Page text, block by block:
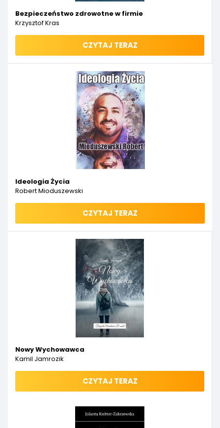
Bezpieczeństwo zdrowotne w firmie
Krzysztof Kras
CZYTAJ TERAZ
Ideologia Życia
Robert Mioduszewski
CZYTAJ TERAZ
Nowy Wychowawca
Kamil Jamrozik
CZYTAJ TERAZ